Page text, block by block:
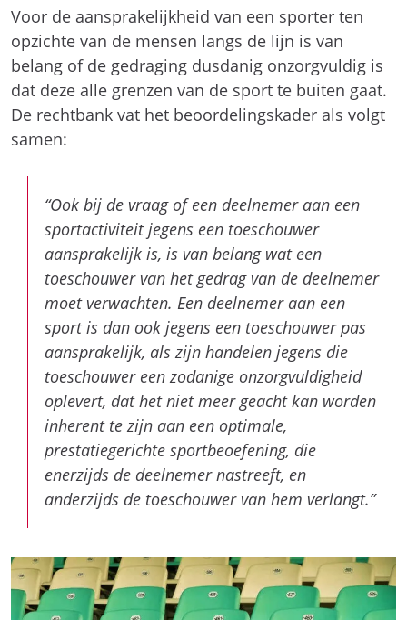
Voor de aansprakelijkheid van een sporter ten
opzichte van de mensen langs de lijn is van
belang of de gedraging dusdanig onzorgvuldig is
dat deze alle grenzen van de sport te buiten gaat.
De rechtbank vat het beoordelingskader als volgt
samen:
“Ook bij de vraag of een deelnemer aan een
sportactiviteit jegens een toeschouwer
aansprakelijk is, is van belang wat een
toeschouwer van het gedrag van de deelnemer
moet verwachten. Een deelnemer aan een
sport is dan ook jegens een toeschouwer pas
aansprakelijk, als zijn handelen jegens die
toeschouwer een zodanige onzorgvuldigheid
oplevert, dat het niet meer geacht kan worden
inherent te zijn aan een optimale,
prestatiegerichte sportbeoefening, die
enerzijds de deelnemer nastreeft, en
anderzijds de toeschouwer van hem verlangt.”